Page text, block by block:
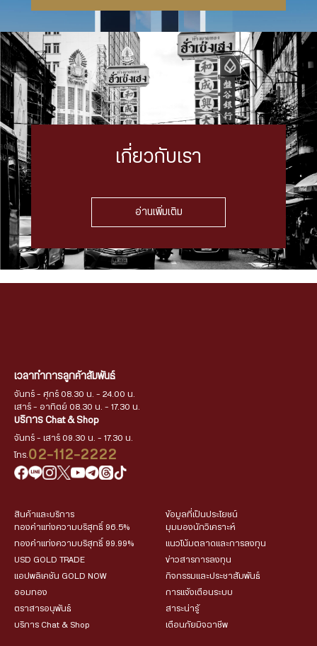
เกี่ยวกับเรา
อ่านเพิ่มเติม
เวลาทำการลูกค้าสัมพันธ์
จันทร์ - ศุกร์ 08.30 น. - 24.00 น.
เสาร์ - อาทิตย์ 08.30 น. - 17.30 น.
บริการ Chat & Shop
จันทร์ - เสาร์ 09.30 น. - 17.30 น.
โทร. 02-112-2222
สินค้าและบริการ
ทองคำแท่งความบริสุทธิ์ 96.5%
ทองคำแท่งความบริสุทธิ์ 99.99%
USD GOLD TRADE
แอปพลิเคชัน GOLD NOW
ออมทอง
ตราสารอนุพันธ์
บริการ Chat & Shop
ข้อมูลที่เป็นประโยชน์
มุมมองนักวิเคราะห์
แนวโน้มตลาดและการลงทุน
ข่าวสารการลงทุน
กิจกรรมและประชาสัมพันธ์
การแจ้งเตือนระบบ
สาระน่ารู้
เตือนภัยมิจฉาชีพ